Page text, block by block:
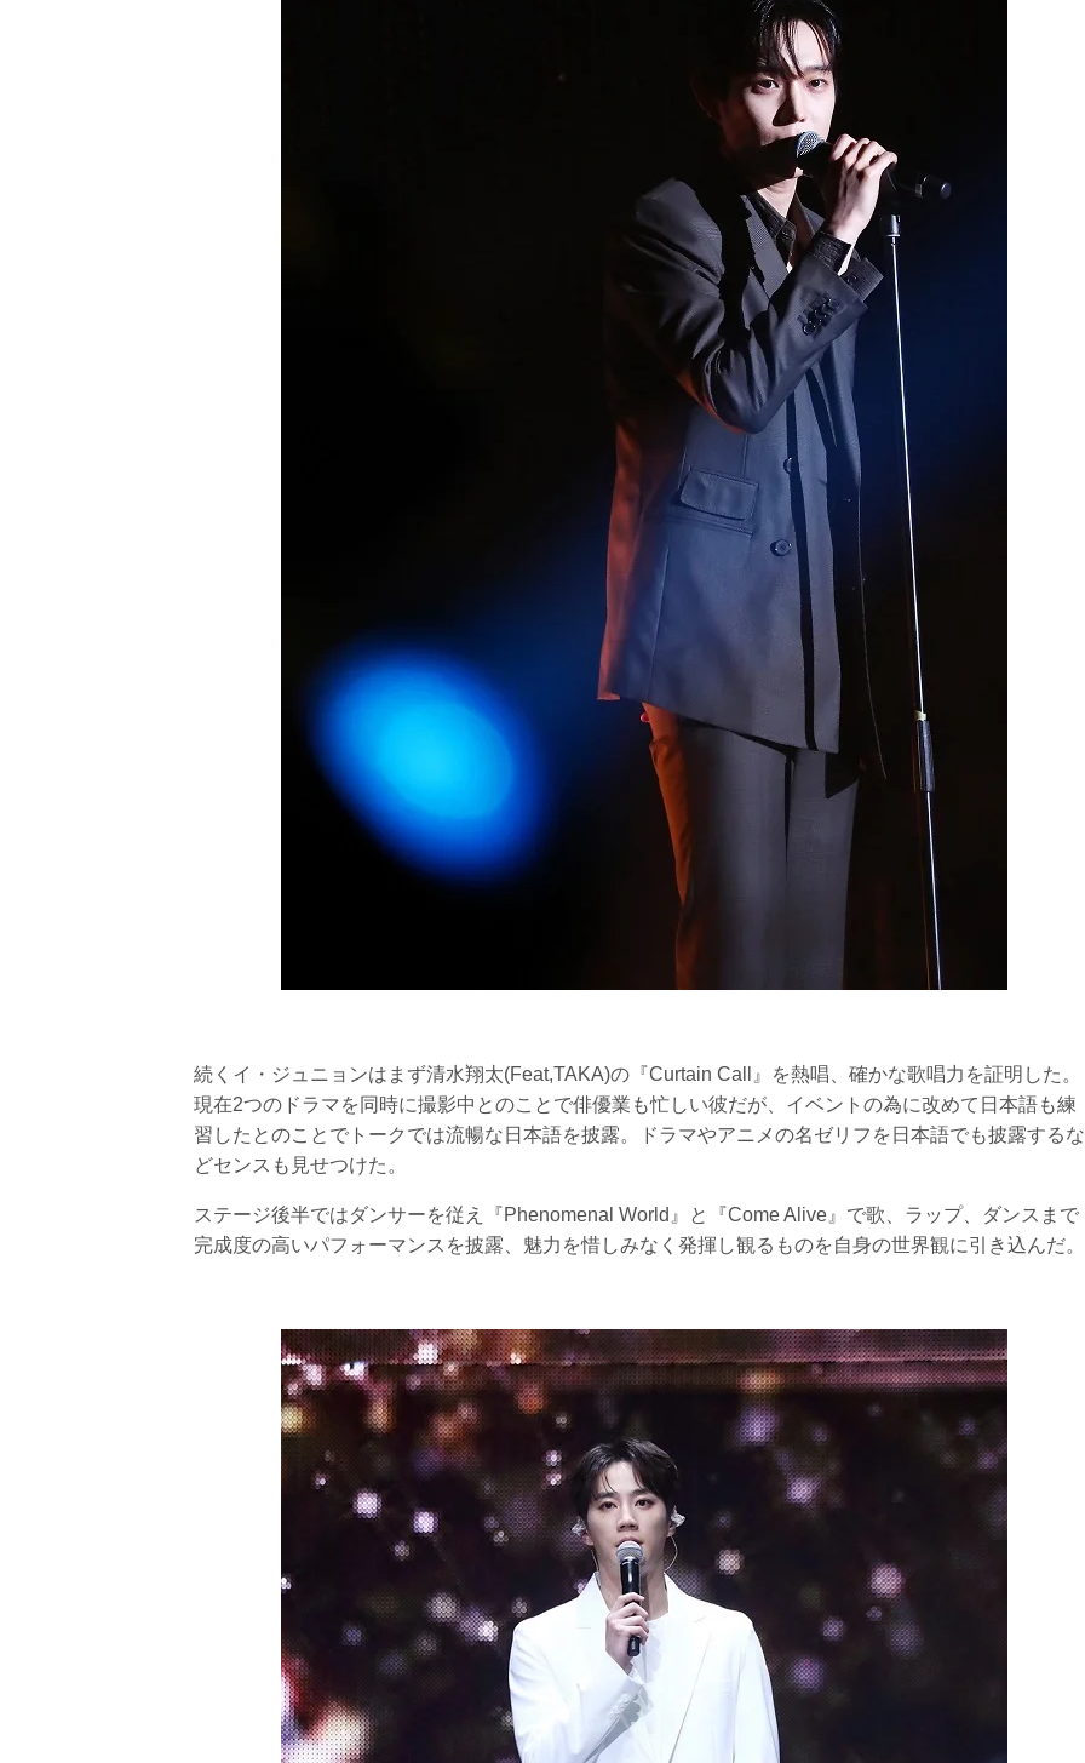
続くイ・ジュニョンはまず清水翔太(Feat,TAKA)の『Curtain Call』を熱唱、確かな歌唱力を証明した。
現在2つのドラマを同時に撮影中とのことで俳優業も忙しい彼だが、イベントの為に改めて日本語も練
習したとのことでトークでは流暢な日本語を披露。ドラマやアニメの名ゼリフを日本語でも披露するな
どセンスも見せつけた。
ステージ後半ではダンサーを従え『Phenomenal World』と『Come Alive』で歌、ラップ、ダンスまで
完成度の高いパフォーマンスを披露、魅力を惜しみなく発揮し観るものを自身の世界観に引き込んだ。